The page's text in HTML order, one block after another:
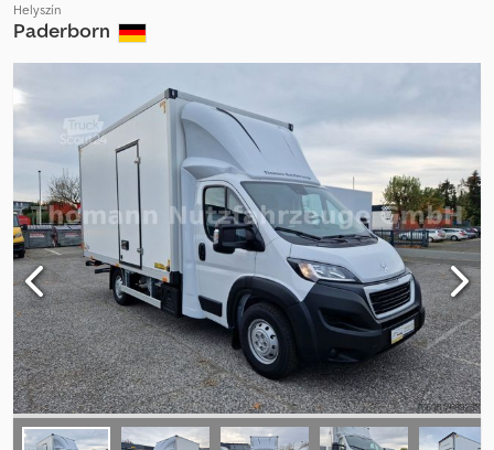
Helyszín
Paderborn